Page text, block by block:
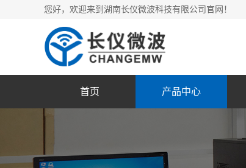
您好，欢迎来到湖南长仪微波科技有限公司官网！
首页 产品中心